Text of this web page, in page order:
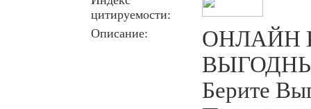
цитируемости:
Описание:
ОНЛАЙН
Берите